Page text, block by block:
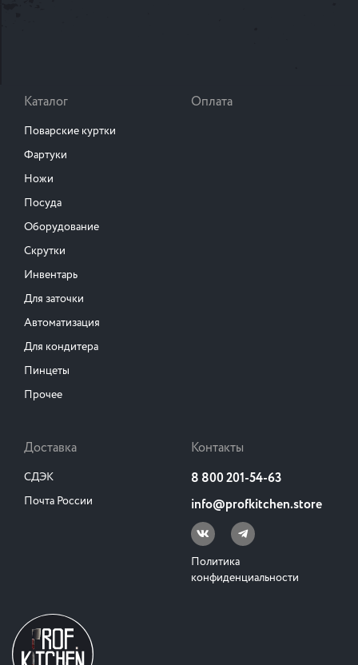
Каталог
Поварские куртки
Фартуки
Ножи
Посуда
Оборудование
Скрутки
Инвентарь
Для заточки
Автоматизация
Для кондитера
Пинцеты
Прочее
Оплата
Доставка
СДЭК
Почта России
Контакты
8 800 201-54-63
info@profkitchen.store
Политика
конфиденциальности